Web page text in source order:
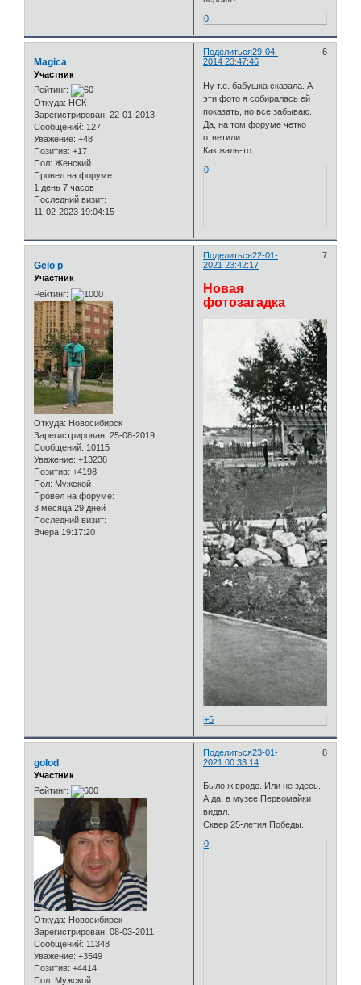
0
Поделиться 6
29-04-
2014 23:47:46
Magica
Участник
Рейтинг:
Откуда: НСК
Зарегистрирован: 22-01-2013
Сообщений: 127
Уважение: +48
Позитив: +17
Пол: Женский
Провел на форуме:
1 день 7 часов
Последний визит:
11-02-2023 19:04:15
Ну т.е. бабушка сказала. А
эти фото я собиралась ей
показать, но все забываю.
Да, на том форуме четко
ответили.
Как жаль-то...
0
Поделиться 7
22-01-
2021 23:42:17
Gelo p
Участник
Рейтинг:
Откуда: Новосибирск
Зарегистрирован: 25-08-2019
Сообщений: 10115
Уважение: +13238
Позитив: +4198
Пол: Мужской
Провел на форуме:
3 месяца 29 дней
Последний визит:
Вчера 19:17:20
Новая
фотозагадка
+5
Поделиться 8
23-01-
2021 00:33:14
golod
Участник
Рейтинг:
Откуда: Новосибирск
Зарегистрирован: 08-03-2011
Сообщений: 11348
Уважение: +3549
Позитив: +4414
Пол: Мужской
Было ж вроде. Или не здесь.
А да, в музее Первомайки
видал.
Сквер 25-летия Победы.
0